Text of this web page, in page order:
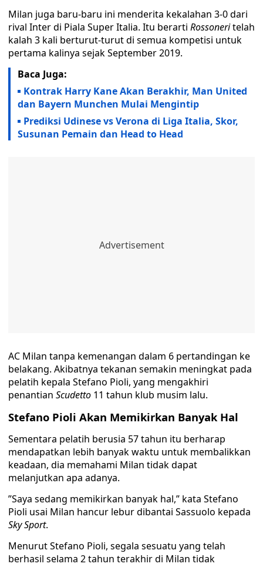
Milan juga baru-baru ini menderita kekalahan 3-0 dari
rival Inter di Piala Super Italia. Itu berarti Rossoneritelah
kalah 3 kali berturut-turut di semua kompetisi untuk
pertama kalinya sejak September 2019.
Baca Juga:
Kontrak Harry Kane Akan Berakhir, Man United
dan Bayern Munchen Mulai Mengintip
Prediksi Udinese vs Verona di Liga Italia, Skor,
Susunan Pemain dan Head to Head
AC Milan tanpa kemenangan dalam 6 pertandingan ke
belakang. Akibatnya tekanan semakin meningkat pada
pelatih kepala Stefano Pioli, yang mengakhiri
penantian Scudetto 11 tahun klub musim lalu.
Stefano Pioli Akan Memikirkan Banyak Hal
Sementara pelatih berusia 57 tahun itu berharap
mendapatkan lebih banyak waktu untuk membalikkan
keadaan, dia memahami Milan tidak dapat
melanjutkan apa adanya.
”Saya sedang memikirkan banyak hal,” kata Stefano
Pioli usai Milan hancur lebur dibantai Sassuolo kepada
Sky Sport.
Menurut Stefano Pioli, segala sesuatu yang telah
berhasil selama 2 tahun terakhir di Milan tidak